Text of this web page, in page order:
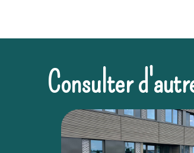
Consulter